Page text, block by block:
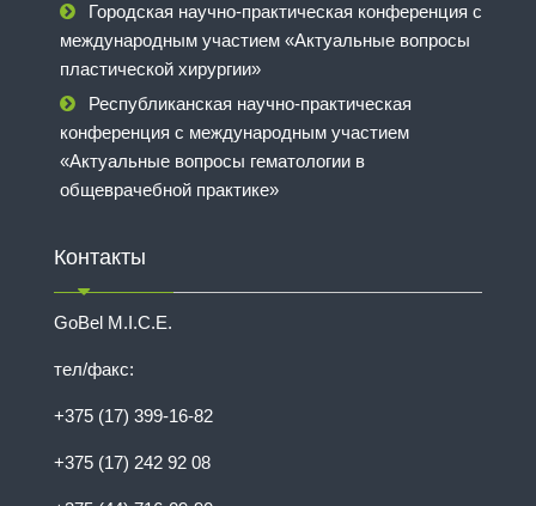
Городская научно-практическая конференция с
международным участием «Актуальные вопросы
пластической хирургии»
Республиканская научно-практическая
конференция с международным участием
«Актуальные вопросы гематологии в
общеврачебной практике»
Контакты
GoBel M.I.C.E.
тел/факс:
+375 (17) 399-16-82
+375 (17) 242 92 08